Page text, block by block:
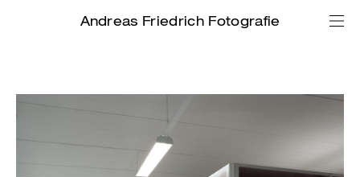
Andreas Friedrich Fotografie